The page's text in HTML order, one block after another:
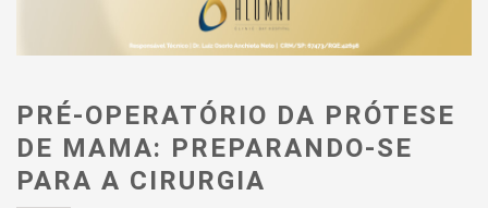
PRÉ-OPERATÓRIO DA PRÓTESE
DE MAMA: PREPARANDO-SE
PARA A CIRURGIA